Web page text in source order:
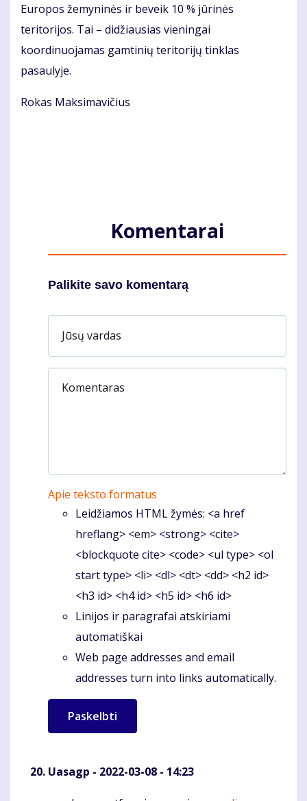
Europos žemyninės ir beveik 10 % jūrinės
teritorijos. Tai – didžiausias vieningai
koordinuojamas gamtinių teritorijų tinklas
pasaulyje.
Rokas Maksimavičius
Komentarai
Palikite savo komentarą
Jūsų vardas
Komentaras
Apie teksto formatus
Leidžiamos HTML žymės: <a href
hreflang> <em> <strong> <cite>
<blockquote cite> <code> <ul type> <ol
start type> <li> <dl> <dt> <dd> <h2 id>
<h3 id> <h4 id> <h5 id> <h6 id>
Linijos ir paragrafai atskiriami
automatiškai
Web page addresses and email
addresses turn into links automatically.
Uasagp - 2022-03-08 - 14:23